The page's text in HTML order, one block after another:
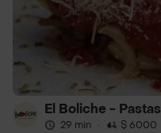
El Boliche - Pastas
29 min · $ 6000